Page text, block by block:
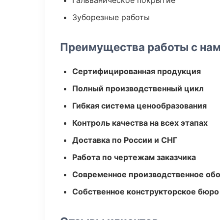
Зуборезные работы
Преимущества работы с
Сертифицированная продукция
Полный производственный цикл
Гибкая система ценообразования
Контроль качества на всех этапах
Доставка по России и СНГ
Работа по чертежам заказчика
Современное производственное
Собственное конструкторское бюро